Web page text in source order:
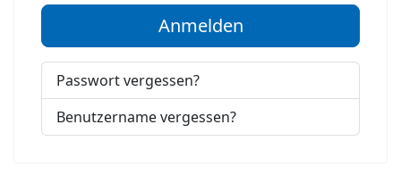
Anmelden
Passwort vergessen?
Benutzername vergessen?